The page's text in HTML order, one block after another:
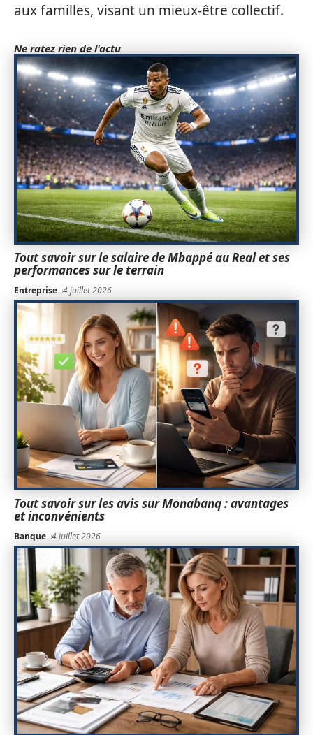
aux familles, visant un mieux-être collectif.
Ne ratez rien de l'actu
Tout savoir sur le salaire de Mbappé au Real et ses
performances sur le terrain
Entreprise 4 juillet 2026
Tout savoir sur les avis sur Monabanq : avantages
et inconvénients
Banque 4 juillet 2026